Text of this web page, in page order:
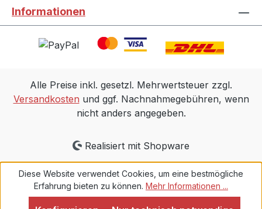
Informationen
Alle Preise inkl. gesetzl. Mehrwertsteuer zzgl.
Versandkosten und ggf. Nachnahmegebühren, wenn
nicht anders angegeben.
Realisiert mit Shopware
Diese Website verwendet Cookies, um eine bestmögliche
Erfahrung bieten zu können. Mehr Informationen ...